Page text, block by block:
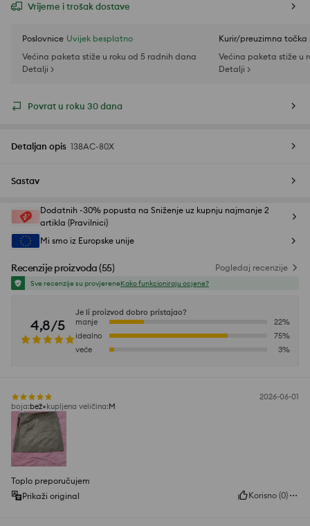
Vrijeme i trošak dostave
Poslovnice Uvijek besplatno
Većina paketa stiže u roku od 5 radnih dana
Detalji >
Kurir/preuzimna točka
Većina paketa stiže u
Detalji >
Povrat u roku 30 dana
Detaljan opis 138AC-80X
Sastav
Dodatnih -30% popusta na Sniženje uz kupnju najmanje 2
artikla (Pravilnici)
Mi smo iz Europske unije
Recenzije proizvoda(55) Pogledaj recenzije
Sve recenzije su provjereneKako funkcioniraju ocjene?
4,8/5
Je li proizvod dobro pristajao?
manje
22%
idealno
75%
veće
3%
2026-06-01
boja:bež kupljena veličina:M
Toplo preporučujem
Prikaži original
Korisno (0)